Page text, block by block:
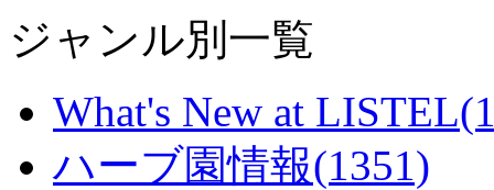
ジャンル別一覧
What's New at
ハーブ園情報(1351)